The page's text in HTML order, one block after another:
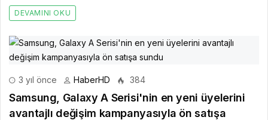
DEVAMINI OKU
3 yıl önce HaberHD 384
Samsung, Galaxy A Serisi'nin en yeni üyelerini
avantajlı değişim kampanyasıyla ön satışa